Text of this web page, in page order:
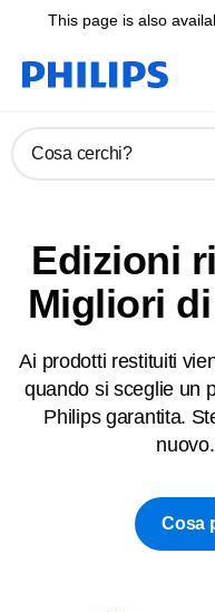
This page is also
Cosa cerchi?
Edizioni
Migliori
Ai prodotti restituiti
quando si sceglie un
Philips garantita.
Cosa